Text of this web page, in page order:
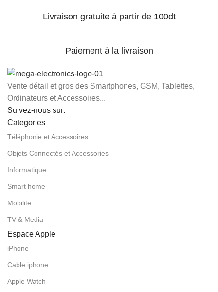
Livraison gratuite à partir de 100dt
Paiement à la livraison
Vente détail et gros des Smartphones, GSM, Tablettes,
Ordinateurs et Accessoires...
Suivez-nous sur:
Categories
Téléphonie et Accessoires
Objets Connectés et Accessories
Informatique
Smart home
Mobilité
TV & Media
Espace Apple
iPhone
Cable iphone
Apple Watch